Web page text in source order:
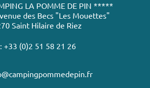
LA POMME DE PIN *****
des Becs "Les Mouettes"
Saint Hilaire de Riez
+33 (0)2 51 58 21 26